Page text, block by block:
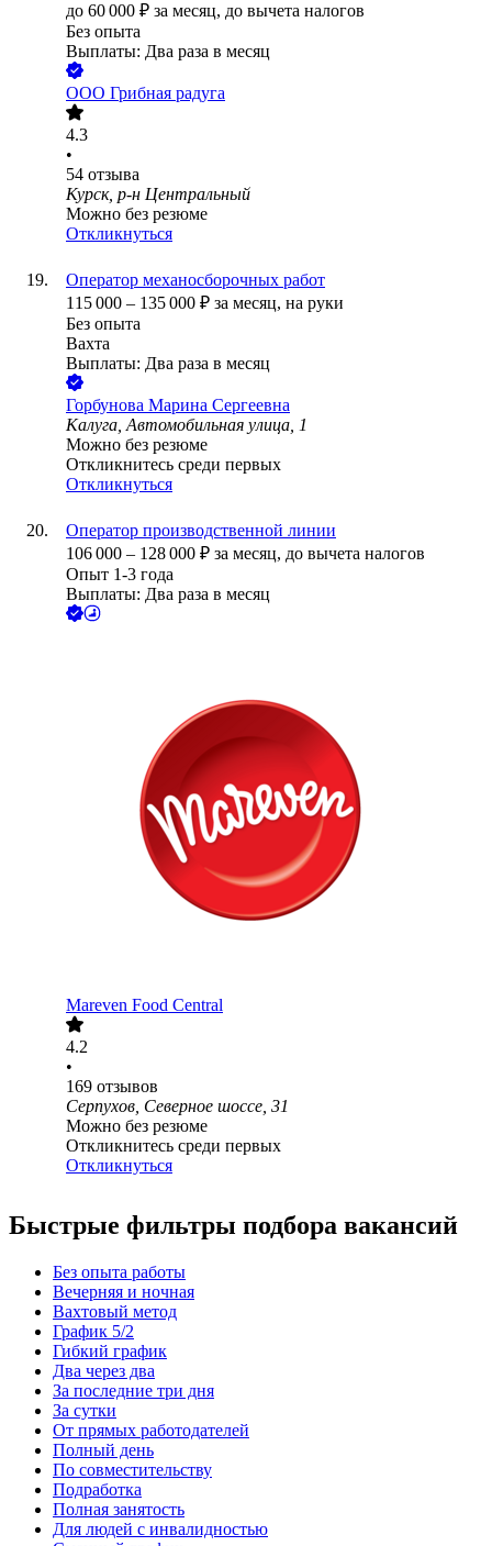
до 60 000 ₽ за месяц, до вычета налогов
Без опыта
Выплаты: Два раза в месяц
ООО Грибная радуга
4.3
•
54 отзыва
Курск, р-н Центральный
Можно без резюме
Откликнуться
Оператор механосборочных работ
115 000 – 135 000 ₽ за месяц, на руки
Без опыта
Вахта
Выплаты: Два раза в месяц
Горбунова Марина Сергеевна
Калуга, Автомобильная улица, 1
Можно без резюме
Откликнитесь среди первых
Откликнуться
Оператор производственной линии
106 000 – 128 000 ₽ за месяц, до вычета налогов
Опыт 1-3 года
Выплаты: Два раза в месяц
Mareven Food Central
4.2
•
169 отзывов
Серпухов, Северное шоссе, 31
Можно без резюме
Откликнитесь среди первых
Откликнуться
Быстрые фильтры подбора вакансий
Без опыта работы
Вечерняя и ночная
Вахтовый метод
График 5/2
Гибкий график
Два через два
За последние три дня
За сутки
От прямых работодателей
Полный день
По совместительству
Подработка
Полная занятость
Для людей с инвалидностью